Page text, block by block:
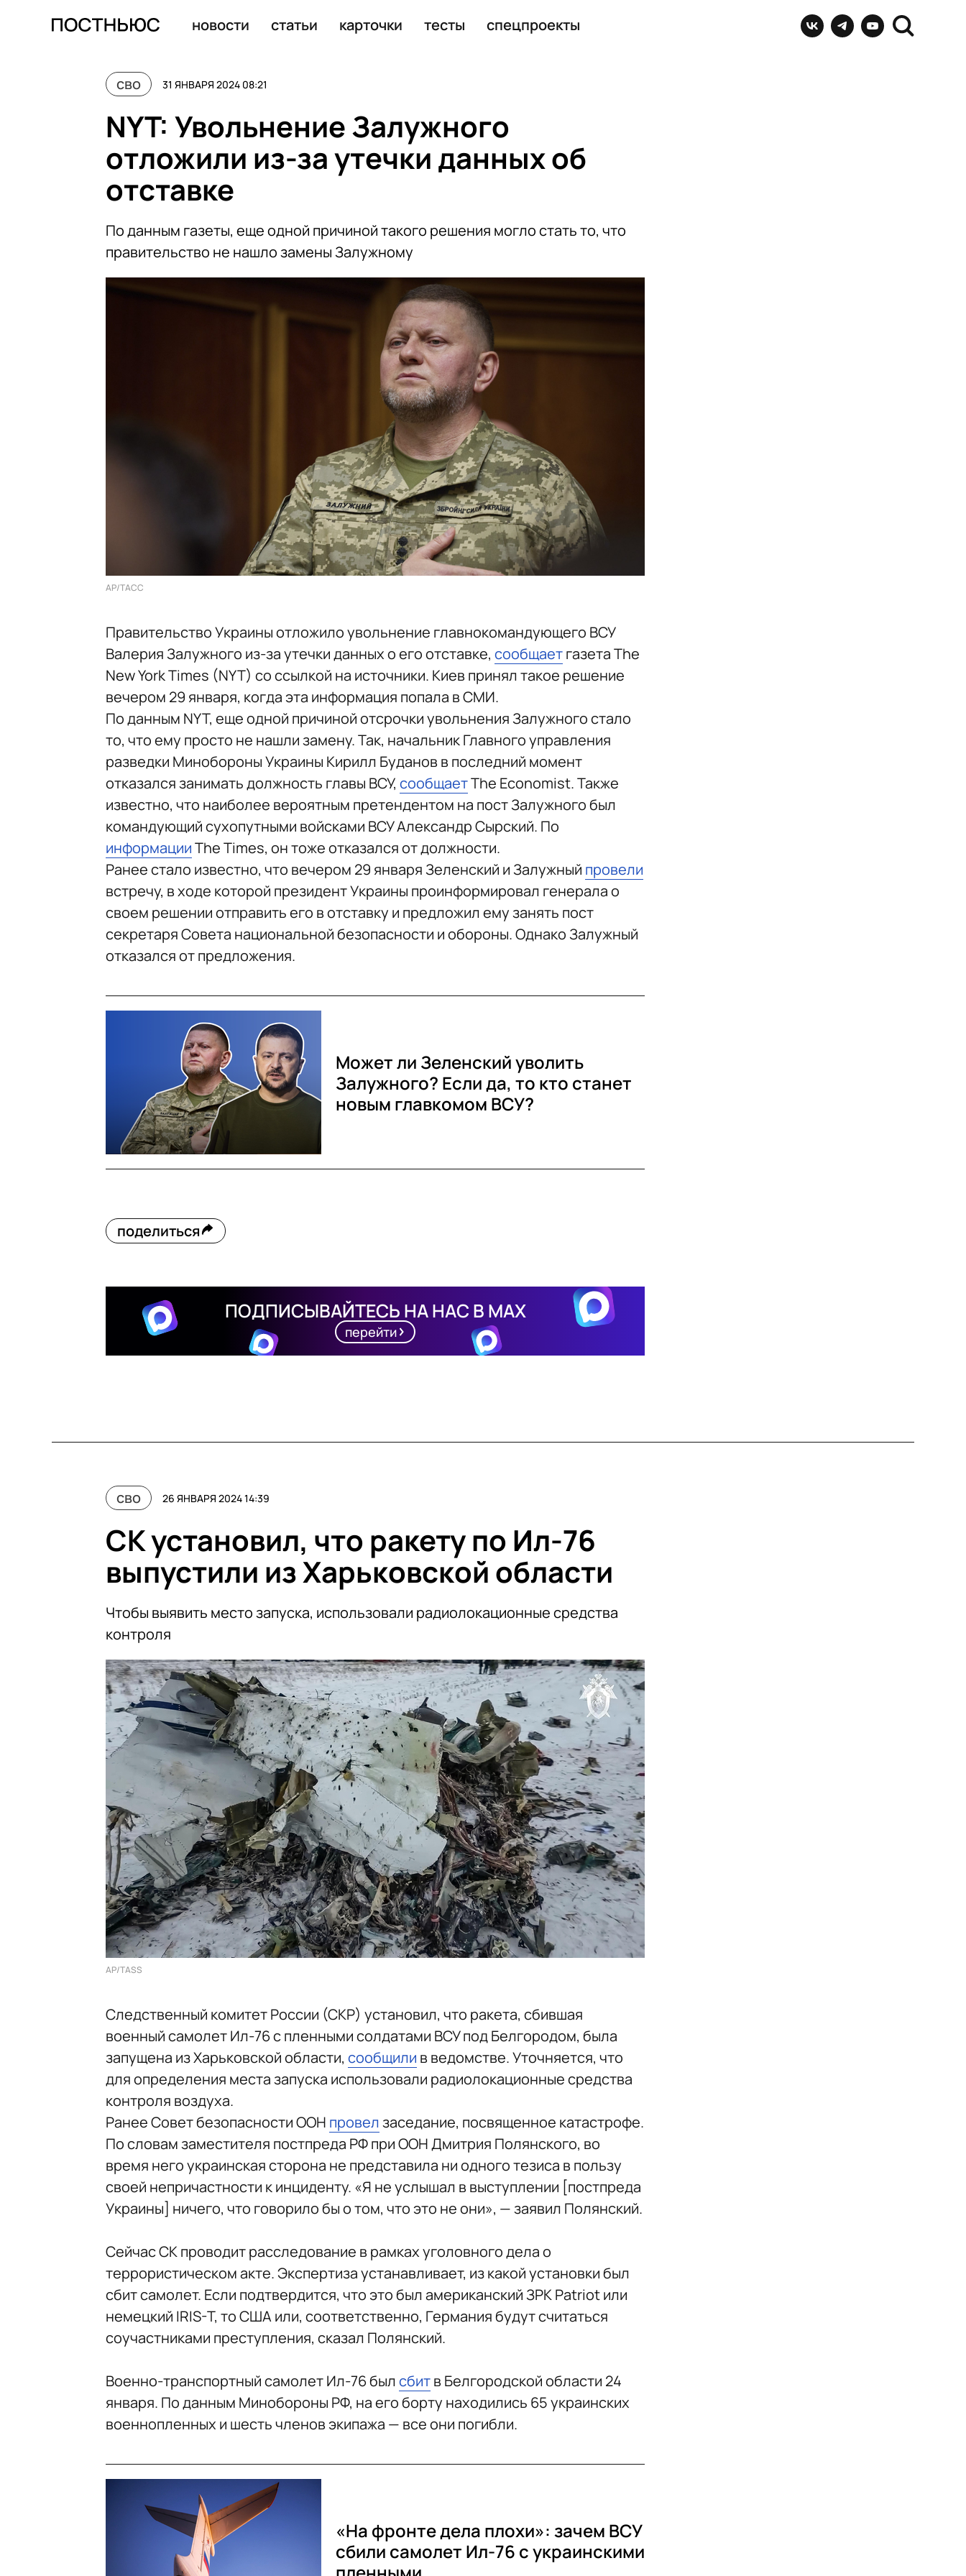
новости статьи карточки тесты спецпроекты
сво 31 ЯНВАРЯ 2024 08:21
NYT: Увольнение Залужного
отложили из-за утечки данных об
отставке
По данным газеты, еще одной причиной такого решения могло стать то, что
правительство не нашло замены Залужному
AP/ТАСС
Правительство Украины отложило увольнение главнокомандующего ВСУ
Валерия Залужного из-за утечки данных о его отставке, сообщаетгазета The
New York Times (NYT) со ссылкой на источники. Киев принял такое решение
вечером 29 января, когда эта информация попала в СМИ.
По данным NYT, еще одной причиной отсрочки увольнения Залужного стало
то, что ему просто не нашли замену. Так, начальник Главного управления
разведки Минобороны Украины Кирилл Буданов в последний момент
отказался занимать должность главы ВСУ, сообщаетThe Economist. Также
известно, что наиболее вероятным претендентом на пост Залужного был
командующий сухопутными войсками ВСУ Александр Сырский. По
информацииThe Times, он тоже отказался от должности.
Ранее стало известно, что вечером 29 января Зеленский и Залужный провели
встречу, в ходе которой президент Украины проинформировал генерала о
своем решении отправить его в отставку и предложил ему занять пост
секретаря Совета национальной безопасности и обороны. Однако Залужный
отказался от предложения.
Может ли Зеленский уволить
Залужного? Если да, то кто станет
новым главкомом ВСУ?
поделиться
ПОДПИСЫВАЙТЕСЬ НА НАС В MAX
перейти
сво 26 ЯНВАРЯ 2024 14:39
СК установил, что ракету по Ил-76
выпустили из Харьковской области
Чтобы выявить место запуска, использовали радиолокационные средства
контроля
AP/TASS
Следственный комитет России (СКР) установил, что ракета, сбившая
военный самолет Ил-76 с пленными солдатами ВСУ под Белгородом, была
запущена из Харьковской области, сообщили в ведомстве. Уточняется, что
для определения места запуска использовали радиолокационные средства
контроля воздуха.
Ранее Совет безопасности ООН провелзаседание, посвященное катастрофе.
По словам заместителя постпреда РФ при ООН Дмитрия Полянского, во
время него украинская сторона не представила ни одного тезиса в пользу
своей непричастности к инциденту. «Я не услышал в выступлении [постпреда
Украины] ничего, что говорило бы о том, что это не они», — заявил Полянский.
Сейчас СК проводит расследование в рамках уголовного дела о
террористическом акте. Экспертиза устанавливает, из какой установки был
сбит самолет. Если подтвердится, что это был американский ЗРК Patriot или
немецкий IRIS-T, то США или, соответственно, Германия будут считаться
соучастниками преступления, сказал Полянский.
Военно-транспортный самолет Ил-76 былсбитв Белгородской области 24
января. По данным Минобороны РФ, на его борту находились 65 украинских
военнопленных и шесть членов экипажа — все они погибли.
«На фронте дела плохи»: зачем ВСУ
сбили самолет Ил-76 с украинскими